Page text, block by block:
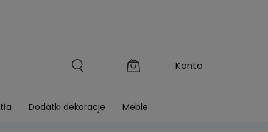
Dodatki dekoracje Meble